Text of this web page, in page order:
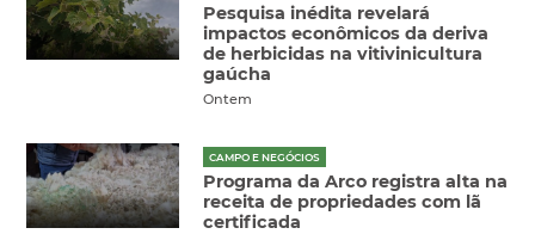
Pesquisa inédita revelará
impactos econômicos da deriva
de herbicidas na vitivinicultura
gaúcha
Ontem
CAMPO E NEGÓCIOS
Programa da Arco registra alta na
receita de propriedades com lã
certificada